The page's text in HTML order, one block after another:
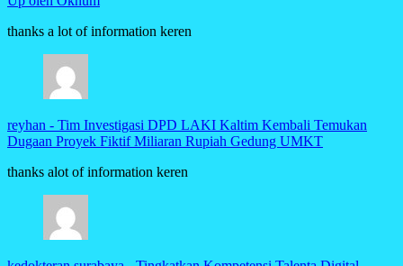
thanks a lot of information keren
reyhan - Tim Investigasi DPD LAKI Kaltim Kembali Temukan
Dugaan Proyek Fiktif Miliaran Rupiah Gedung UMKT
thanks alot of information keren